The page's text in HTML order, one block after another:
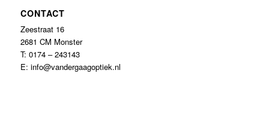
CONTACT
Zeestraat 16
2681 CM Monster
T: 0174 – 243143
E: info@vandergaagoptiek.nl